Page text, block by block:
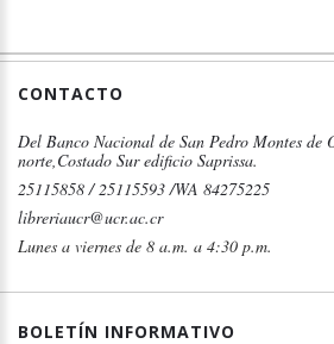
CONTACTO
Del Banco Nacional de San Pedro Montes de
norte,Costado Sur edificio Saprissa.
25115858 / 25115593 /WA 84275225
libreriaucr@ucr.ac.cr
Lunes a viernes de 8 a.m. a 4:30 p.m.
BOLETÍN INFORMATIVO